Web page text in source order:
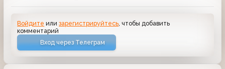
Войдите илизарегистрируйтесь , чтобы добавить
комментарий
Вход через Телеграм